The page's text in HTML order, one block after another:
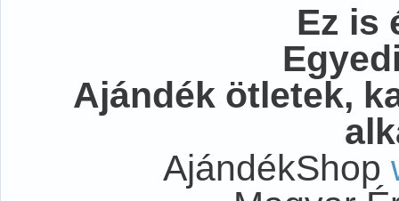
Ez is
Ajándék ötletek,
AjándékShop